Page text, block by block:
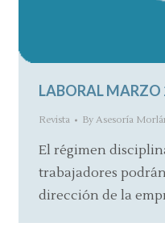
LABORAL MARZO
Revista By Asesoría
El régimen
trabajadores
dirección de la